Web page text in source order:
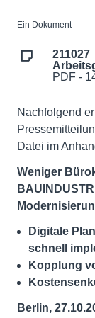
Ein Dokument
PDF -
Nachfolgend
Datei im
Weniger
Digitale
schnell
Kopplung
Berlin,